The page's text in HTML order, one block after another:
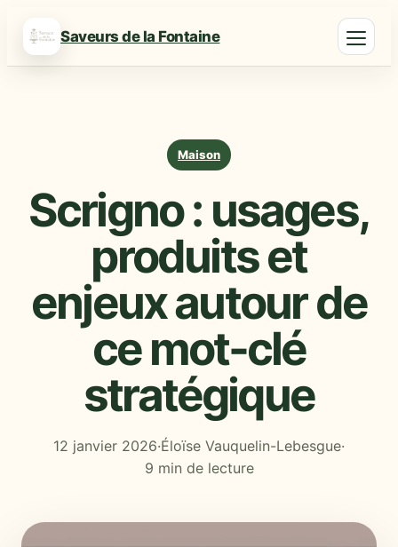
Saveurs de la Fontaine
Maison
Scrigno : usages,
produits et
enjeux autour de
ce mot-clé
stratégique
12 janvier 2026·Éloïse Vauquelin-Lebesgue·
9 min de lecture